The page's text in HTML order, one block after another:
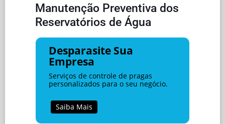
Manutenção Preventiva dos
Reservatórios de Água
Desparasite Sua
Empresa
Serviços de controle de pragas
personalizados para o seu negócio.
Saiba Mais